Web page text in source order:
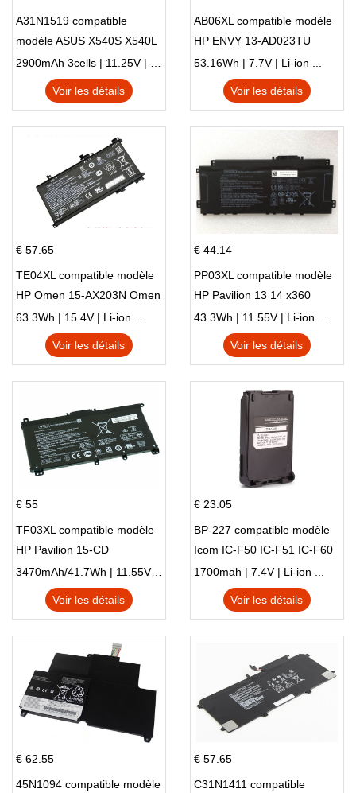
A31N1519 compatible
modèle ASUS X540S X540L
X540LA-SI302 X540SA
X540S
2900mAh 3cells | 11.25V | Li-ion ...
Voir les détails
AB06XL compatible modèle
HP ENVY 13-AD023TU
HSTNN-DB8C 921438-855
TPN-I128
53.16Wh | 7.7V | Li-ion ...
Voir les détails
€ 57.65
TE04XL compatible modèle
HP Omen 15-AX203N Omen
15 Series Pavilion 15 Series
63.3Wh | 15.4V | Li-ion ...
Voir les détails
€ 44.14
PP03XL compatible modèle
HP Pavilion 13 14 x360
L83388-AC1 L83388-421
HSTNN-LB8S M01118-421
M01144-005 13-BB 14-DV
43.3Wh | 11.55V | Li-ion ...
Voir les détails
€ 55
TF03XL compatible modèle
HP Pavilion 15-CD
3470mAh/41.7Wh | 11.55V | Li-ion ...
Voir les détails
€ 23.05
BP-227 compatible modèle
Icom IC-F50 IC-F51 IC-F60
IC-F61 IC-M87
1700mah | 7.4V | Li-ion ...
Voir les détails
€ 62.55
45N1094 compatible modèle
€ 57.65
C31N1411 compatible